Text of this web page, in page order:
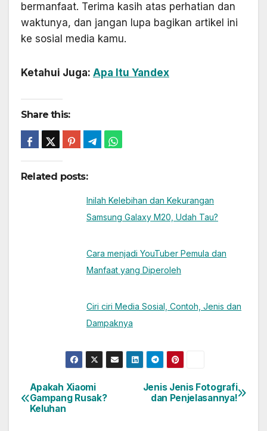
bermanfaat. Terima kasih atas perhatian dan
waktunya, dan jangan lupa bagikan artikel ini
ke sosial media kamu.
Ketahui Juga: Apa Itu Yandex
Share this:
Related posts:
Inilah Kelebihan dan Kekurangan
Samsung Galaxy M20, Udah Tau?
Cara menjadi YouTuber Pemula dan
Manfaat yang Diperoleh
Ciri ciri Media Sosial, Contoh, Jenis dan
Dampaknya
Post
navigation
Jenis Jenis Fotografi
dan Penjelasannya!
Apakah Xiaomi
Gampang Rusak?
Keluhan